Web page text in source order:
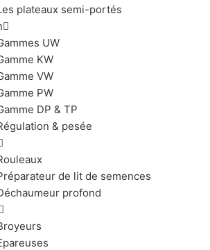
plateaux semi-portés
UW
KW
VW
PW
DP & TP
& pesée
de lit de semences
profond